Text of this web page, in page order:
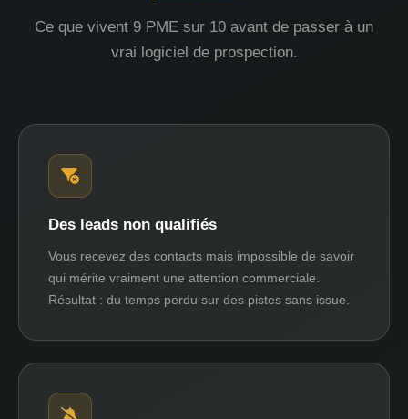
Ce que vivent 9 PME sur 10 avant de passer à un
vrai logiciel de prospection.
Des leads non qualifiés
Vous recevez des contacts mais impossible de savoir
qui mérite vraiment une attention commerciale.
Résultat : du temps perdu sur des pistes sans issue.